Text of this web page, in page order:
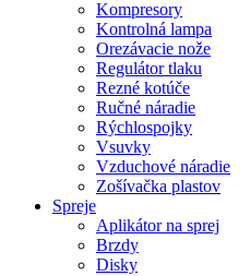
Kompresory
Kontrolná lampa
Orezávacie nože
Regulátor tlaku
Rezné kotúče
Ručné náradie
Rýchlospojky
Vsuvky
Vzduchové náradie
Zošívačka plastov
Spreje
Aplikátor na sprej
Brzdy
Disky